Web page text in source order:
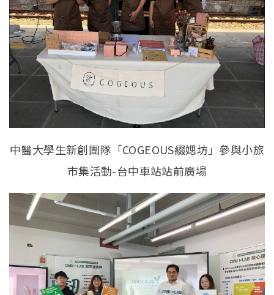
中醫大學生新創團隊「COGEOUS綴媤坊」參與小旅
市集活動-台中車站站前廣場